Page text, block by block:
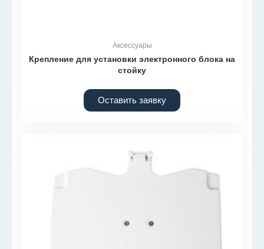
Аксессуары
Крепление для установки электронного блока на
стойку
Оставить заявку